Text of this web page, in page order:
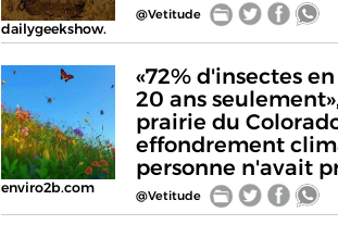
< RETOUR À L'ACCUEIL
dailygeekshow.
@Vetitude
enviro2b.com
«72% d'insectes
20 ans
prairie du
effondrement
personne n'avait
@Vetitude